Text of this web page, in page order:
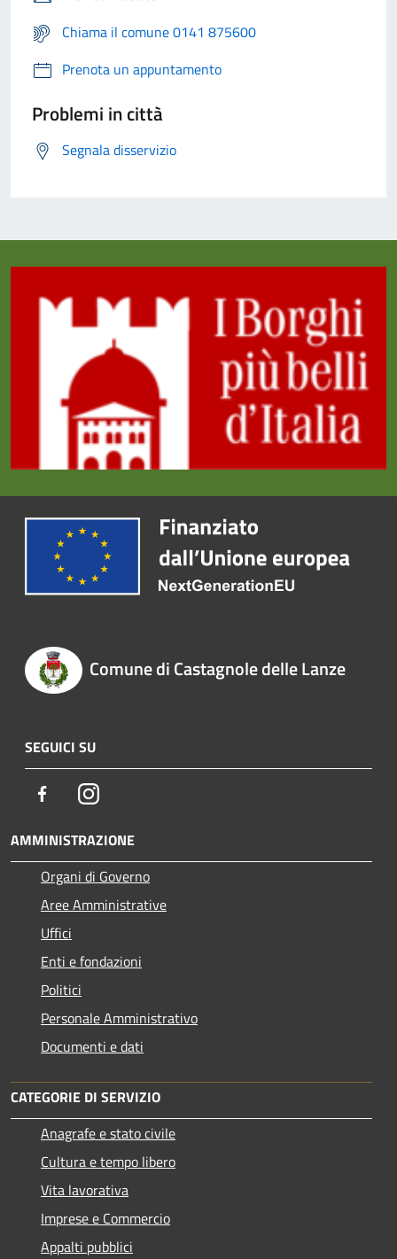
Chiama il comune 0141 875600
Prenota un appuntamento
Problemi in città
Segnala disservizio
Comune di Castagnole delle Lanze
SEGUICI SU
FacebookInstagram
AMMINISTRAZIONE
Organi di Governo
Aree Amministrative
Uffici
Enti e fondazioni
Politici
Personale Amministrativo
Documenti e dati
CATEGORIE DI SERVIZIO
Anagrafe e stato civile
Cultura e tempo libero
Vita lavorativa
Imprese e Commercio
Appalti pubblici